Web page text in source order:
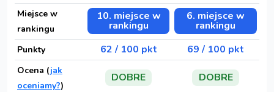
Miejsce w
rankingu
10. miejsce w
rankingu
6. miejsce w
rankingu
Punkty 62 / 100 pkt 69 / 100 pkt
Ocena (jak
oceniamy?)
DOBRE
DOBRE